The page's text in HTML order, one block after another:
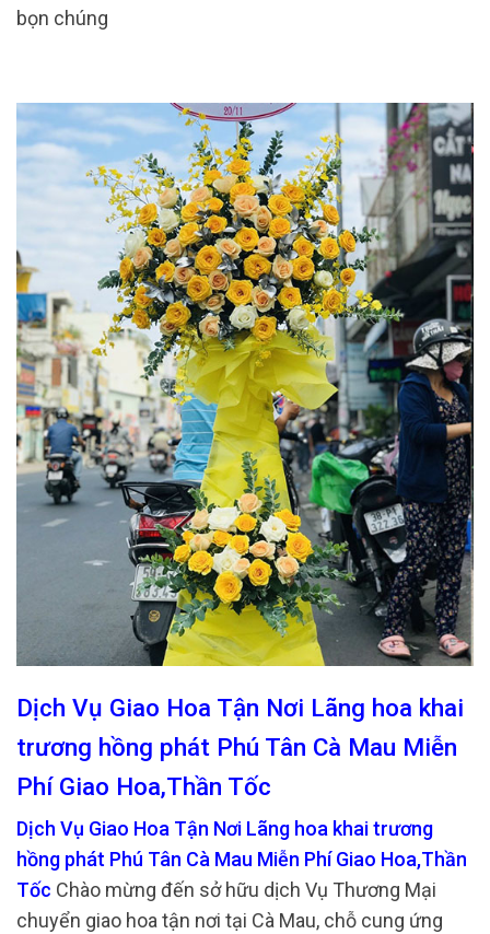
bọn chúng
Dịch Vụ Giao Hoa Tận Nơi Lãng hoa khai
trương hồng phát Phú Tân Cà Mau Miễn
Phí Giao Hoa,Thần Tốc
Dịch Vụ Giao Hoa Tận Nơi Lãng hoa khai trương
hồng phát Phú Tân Cà Mau Miễn Phí Giao Hoa,Thần
Tốc Chào mừng đến sở hữu dịch Vụ Thương Mại
chuyển giao hoa tận nơi tại Cà Mau, chỗ cung ứng